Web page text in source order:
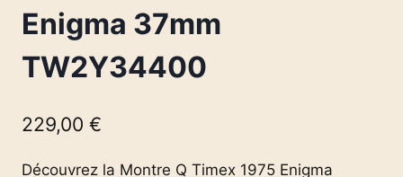
Enigma 37mm
TW2Y34400
229,00 €
Découvrez la Montre Q Timex 1975 Enigma